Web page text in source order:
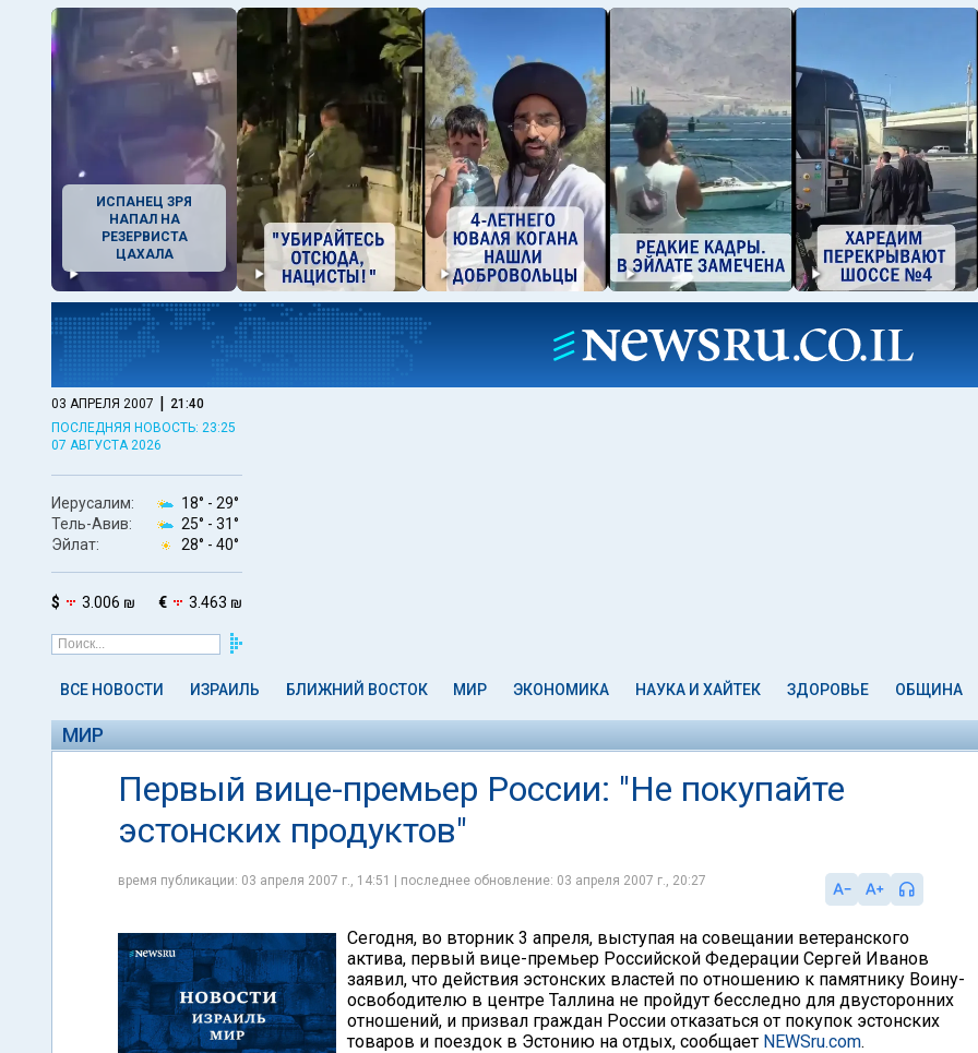
ИСПАНЕЦ ЗРЯ
НАПАЛ НА
РЕЗЕРВИСТА
ЦАХАЛА
03 АПРЕЛЯ 2007 | 21:40
ПОСЛЕДНЯЯ НОВОСТЬ: 23:25
07 АВГУСТА 2026
Иерусалим: 18° - 29°
Тель-Авив:
25° - 31°
Эйлат:
28° - 40°
$ 3.006 ₪ € 3.463 ₪
ВСЕ НОВОСТИ ИЗРАИЛЬ БЛИЖНИЙ ВОСТОК МИР ЭКОНОМИКА НАУКА И ХАЙТЕК ЗДОРОВЬЕ ОБЩИНА
МИР
Первый вице-премьер России: "Не покупайте
эстонских продуктов"
время публикации: 03 апреля 2007 г., 14:51 | последнее обновление: 03 апреля 2007 г., 20:27
Сегодня, во вторник 3 апреля, выступая на совещании ветеранского
актива, первый вице-премьер Российской Федерации Сергей Иванов
заявил, что действия эстонских властей по отношению к памятнику Воину-
освободителю в центре Таллина не пройдут бесследно для двусторонних
отношений, и призвал граждан России отказаться от покупок эстонских
товаров и поездок в Эстонию на отдых, сообщает NEWSru.com.